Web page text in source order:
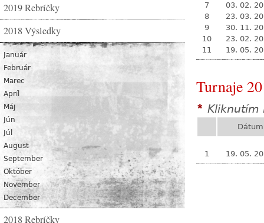
2019 Rebríčky
2018 Výsledky
Január
Február
Marec
Apríl
Máj
Jún
Júl
August
September
Október
November
December
2018 Rebríčky
7
03. 02.
8
23. 03.
9
30. 11.
10
23. 02.
11
19. 05.
Turnaje
* Kliknutím
Dátum
1 19. 05.